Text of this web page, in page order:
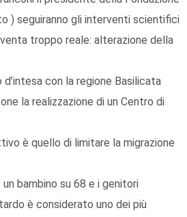
) seguiranno gli interventi scientifici
troppo reale: alterazione della
con la regione Basilicata
la realizzazione di un Centro di
è quello di limitare la migrazione
bambino su 68 e i genitori
è considerato uno dei più